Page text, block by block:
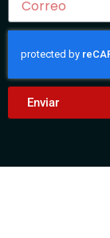
Enviar